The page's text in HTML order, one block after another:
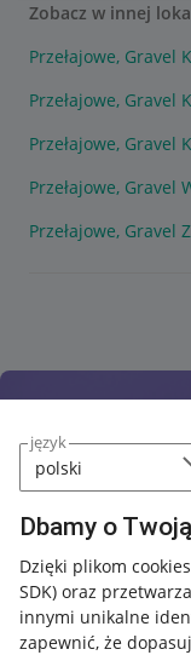
język
Dbamy o
Dzięki plikom
SDK) oraz
innymi unikalne
zapewnić, że
Zobacz w innej
Przełajowe, Gravel
Przełajowe, Gravel
Przełajowe, Gravel
Przełajowe, Gravel
Przełajowe, Gravel